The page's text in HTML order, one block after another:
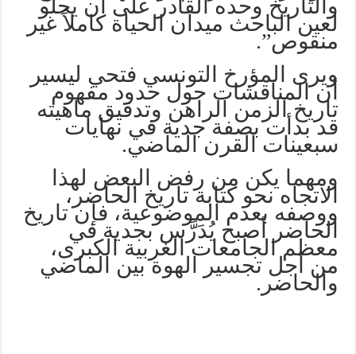
والتاريخ وحده القادر على أن يجلو
لعين الباحث ميدان الحياة كاملاً غير
منقوص”.
ويرى المؤرخ التونسي فتحي ليسير
أن المناقشات حول حدود مفهوم
تاريخ الزمن الراهن وتدقيق ماهيته
قد بدأت بصفة جدية في نهايات
سبعينات القرن الماضي.
ومهما يكن من رفض البعض لهذا
الاتجاه نحو كتابة تاريخ الحاضر،
ووصفه بعدم الموضوعية، فإن تاريخ
الحاضر أصبح يُدَرَّس بجدية في
معظم الجامعات الغربية الكبرى،
من أجل تجسير الهوة بين الماضي
والحاضر.